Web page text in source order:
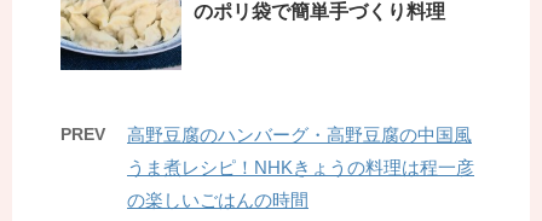
のポリ袋で簡単手づくり料理
PREV
高野豆腐のハンバーグ・高野豆腐の中国風
うま煮レシピ！NHKきょうの料理は程一彦
の楽しいごはんの時間